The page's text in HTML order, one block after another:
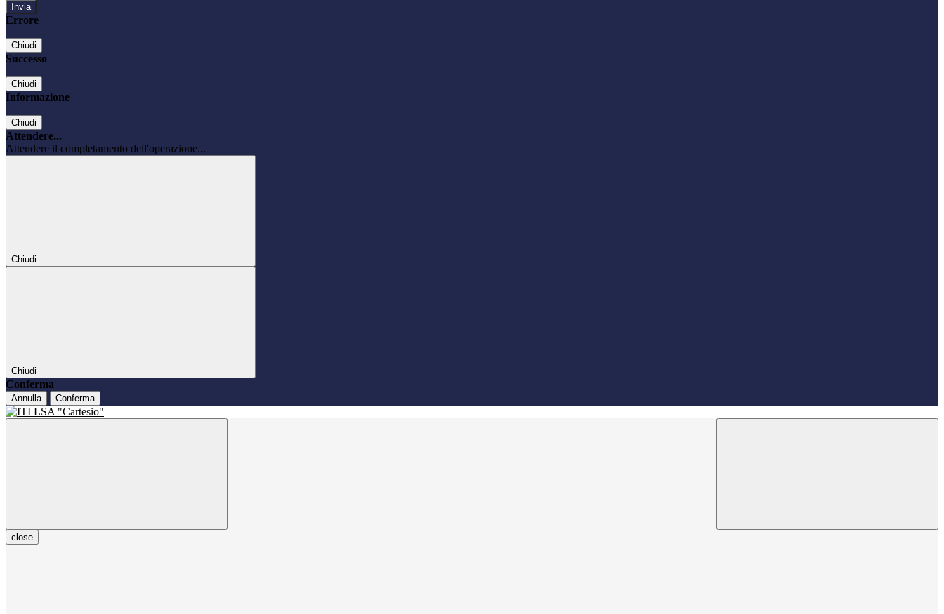
Errore
Chiudi
Successo
Chiudi
Informazione
Chiudi
Attendere...
Attendere il completamento dell'operazione...
Chiudi
Chiudi
Conferma
Annulla Conferma
close